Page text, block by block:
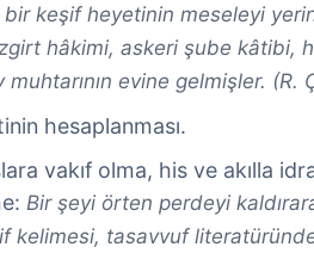
keşif heyetinin meseleyi
hâkimi, askeri şube kâtibi,
evine gelmişler. (R.
hesaplanması.
vakıf olma, his ve akılla
Bir şeyi örten perdeyi
kelimesi, tasavvuf